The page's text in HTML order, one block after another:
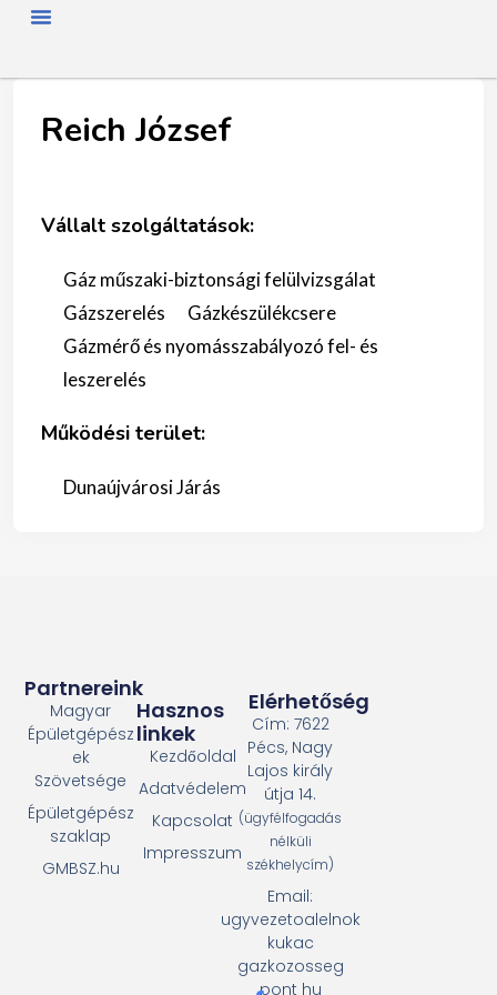
Reich József
Vállalt szolgáltatások:
Gáz műszaki-biztonsági felülvizsgálat
Gázszerelés
Gázkészülékcsere
Gázmérő és nyomásszabályozó fel- és
leszerelés
Működési terület:
Dunaújvárosi Járás
Elérhetőség
Cím: 7622
Pécs, Nagy
Lajos király
útja 14.
(ügyfélfogadás
nélküli
székhelycím)
Email:
ugyvezetoalelnok
kukac
gazkozosseg
pont hu
Hasznos
linkek
Kezdőoldal
Adatvédelem
Kapcsolat
Impresszum
Partnereink
Magyar
Épületgépész
ek
Szövetsége
Épületgépész
szaklap
GMBSZ.hu